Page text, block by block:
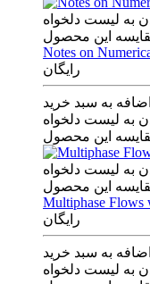
به لیست دلخواه
این محصول
Notes on
رایگان
اضافه به سبد خرید
به لیست دلخواه
این محصول
به لیست دلخواه
این محصول
Multiphase Flows
رایگان
اضافه به سبد خرید
به لیست دلخواه